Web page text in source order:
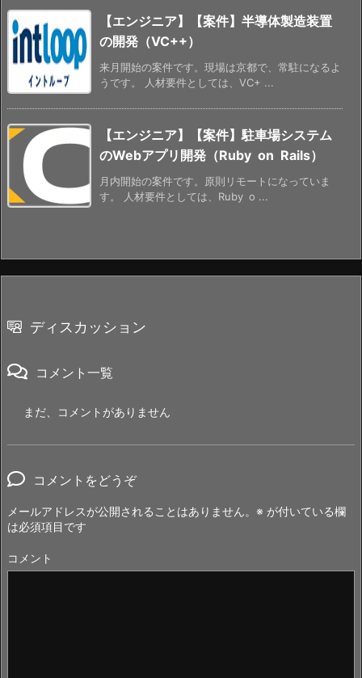
【エンジニア】【案件】半導体製造装置
の開発（VC++）
来月開始の案件です。現場は京都で、常駐になるよ
うです。 人材要件としては、VC+ ...
【エンジニア】【案件】駐車場システム
のWebアプリ開発（Ruby on Rails）
月内開始の案件です。原則リモートになっていま
す。 人材要件としては、Ruby o ...
ディスカッション
コメント一覧
まだ、コメントがありません
コメントをどうぞ
メールアドレスが公開されることはありません。 ※ が付いている欄
は必須項目です
コメント